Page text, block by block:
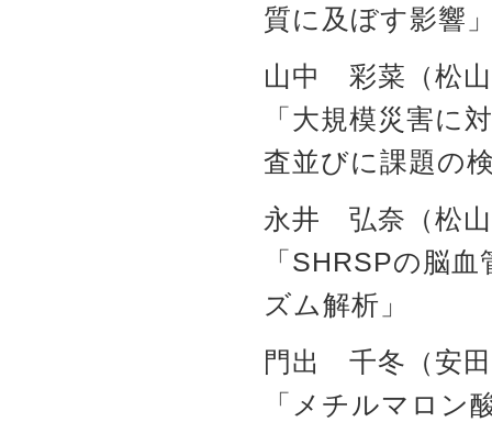
質に及ぼす影響
山中 彩菜（松
「大規模災害に
査並びに課題の
永井 弘奈（松
「SHRSPの脳
ズム解析」
門出 千冬（安
「メチルマロン